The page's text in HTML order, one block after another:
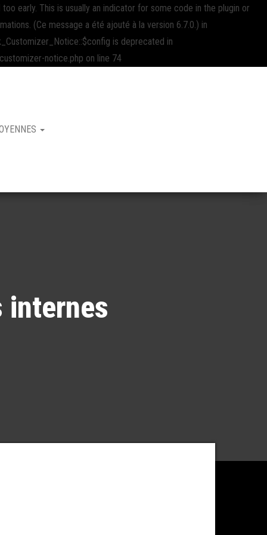
early. This is usually an indicator for some code in the plugin or
(Ce message a été ajouté à la version 6.7.0.) in
is deprecated in
notice.php on line 74
internes